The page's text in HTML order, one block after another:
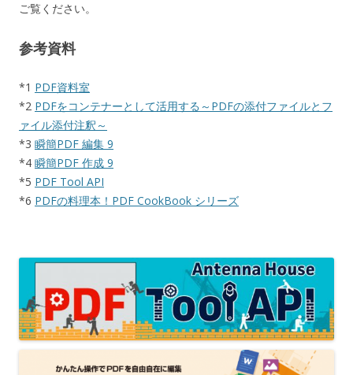
ご覧ください。
参考資料
*1 PDF資料室
*2 PDFをコンテナーとして活用する～PDFの添付ファイルとフ
ァイル添付注釈～
*3 瞬簡PDF 編集 9
*4 瞬簡PDF 作成 9
*5 PDF Tool API
*6 PDFの料理本！PDF CookBook シリーズ